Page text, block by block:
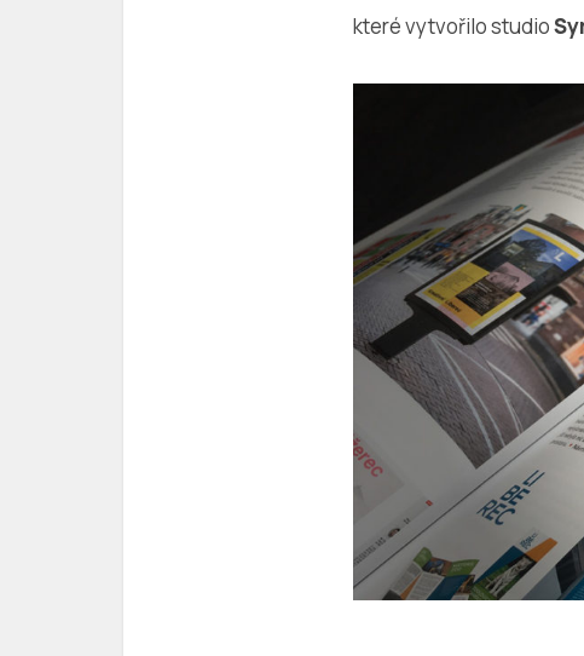
které vytvořilo studio